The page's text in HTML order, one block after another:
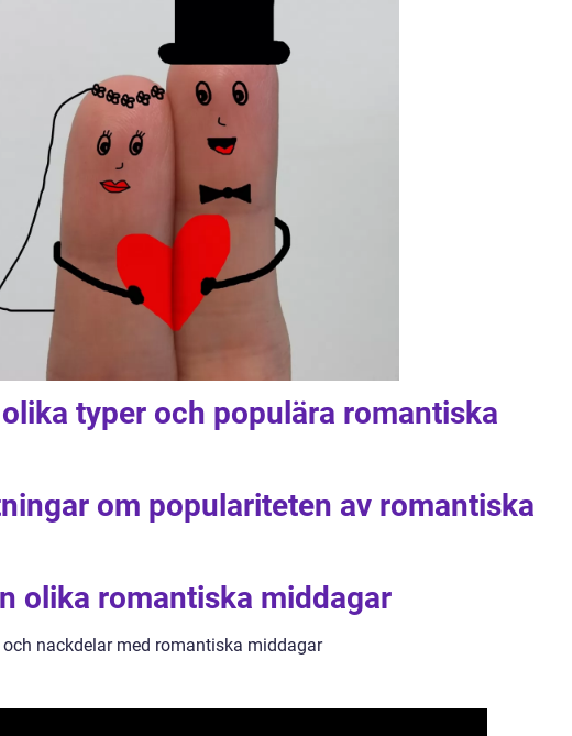
typer och populära romantiska
om populariteten av romantiska
olika romantiska middagar
nackdelar med romantiska middagar